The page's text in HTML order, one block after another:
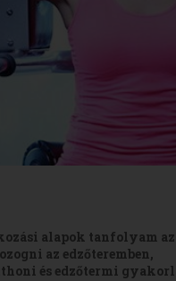
alapok tanfolyam
az edzőteremben,
és edzőtermi